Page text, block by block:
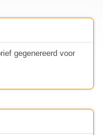
gegenereerd voor